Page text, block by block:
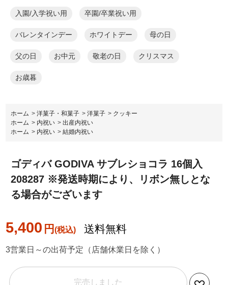
ゴディバ GODIVA サブレショコラ 16個入
208287 ※発送時期により、リボン無しとな
る場合がございます
5,400 円 送料無料
3営業日～の出荷予定（店舗休業日を除く）
完売しました
入園/入学祝い用 卒園/卒業祝い用
バレンタインデー ホワイトデー 母の日
父の日 お中元 敬老の日 クリスマス
お歳暮
ホーム >洋菓子・和菓子 >洋菓子 > クッキー
ホーム > 内祝い >出産内祝い
ホーム > 内祝い >結婚内祝い